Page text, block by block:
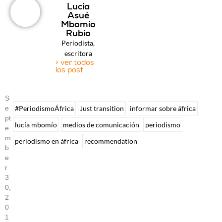
Lucía
Asué
Mbomío
Rubio
Periodista,
escritora
> ver todos
los post
S
E
Pt
E
M
B
E
R
3
0,
2
0
1
#PeriodismoÁfrica Just transition
informar sobre áfrica
lucía mbomío
medios de comunicación
periodismo
periodismo en áfrica
recommendation